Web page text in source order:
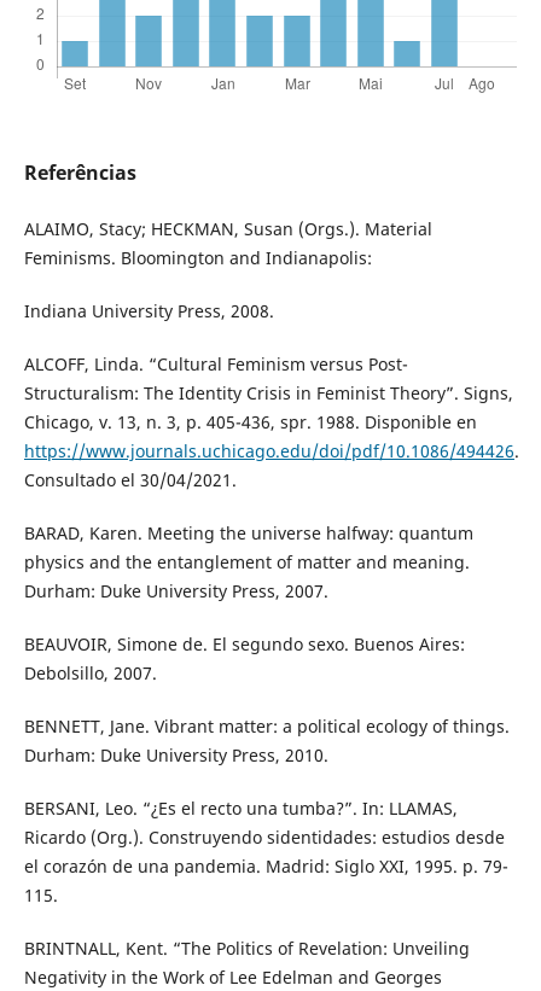
Referências
ALAIMO, Stacy; HECKMAN, Susan (Orgs.). Material
Feminisms. Bloomington and Indianapolis:
Indiana University Press, 2008.
ALCOFF, Linda. “Cultural Feminism versus Post-
Structuralism: The Identity Crisis in Feminist Theory”. Signs,
Chicago, v. 13, n. 3, p. 405-436, spr. 1988. Disponible en
https://www.journals.uchicago.edu/doi/pdf/10.1086/494426.
Consultado el 30/04/2021.
BARAD, Karen. Meeting the universe halfway: quantum
physics and the entanglement of matter and meaning.
Durham: Duke University Press, 2007.
BEAUVOIR, Simone de. El segundo sexo. Buenos Aires:
Debolsillo, 2007.
BENNETT, Jane. Vibrant matter: a political ecology of things.
Durham: Duke University Press, 2010.
BERSANI, Leo. “¿Es el recto una tumba?”. In: LLAMAS,
Ricardo (Org.). Construyendo sidentidades: estudios desde
el corazón de una pandemia. Madrid: Siglo XXI, 1995. p. 79-
115.
BRINTNALL, Kent. “The Politics of Revelation: Unveiling
Negativity in the Work of Lee Edelman and Georges